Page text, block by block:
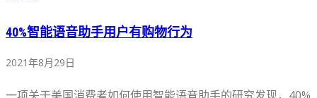
40%智能语音助手用户有购物行为
2021年8月29日